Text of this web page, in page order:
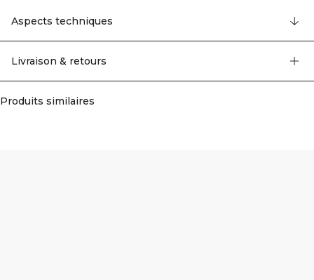
couverture complète et un confort sans coussinets. Col arrondi à l'avant et à
l'arrière pour un look mignon. Confort supplémentaire sans coussinets. Deux
couches de tissu sur tout le haut. Bande de cou avec logo ICIW thermocollé.
Elastan 300GSM.
Aspects techniques
Livraison & retours
Produits similaires